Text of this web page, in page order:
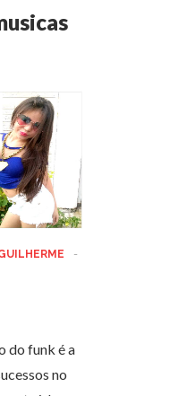
-
do funk é a
no